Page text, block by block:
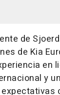
de
de Kia
en
y